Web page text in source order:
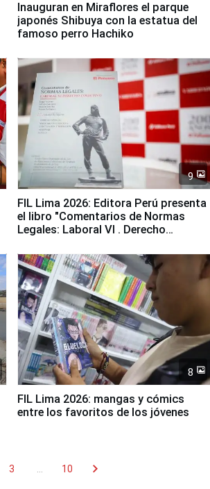
Inauguran en Miraflores el parque
japonés Shibuya con la estatua del
famoso perro Hachiko
9
FIL Lima 2026: Editora Perú presenta
el libro "Comentarios de Normas
Legales: Laboral Vl . Derecho
8
FIL Lima 2026: mangas y cómics
entre los favoritos de los jóvenes
3 10 chevron_right